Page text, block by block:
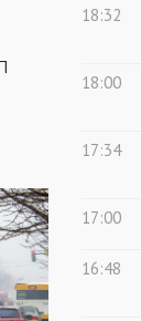
18:32
18:00
17:34
17:00
16:48